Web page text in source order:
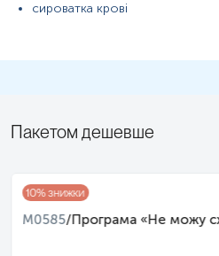
Для жінок:
Підозра на полікістоз яєчників;
Підозра на патологію
на репродуктивну систему.
сироватка крові
Пакетом дешевше
10% знижки
M0585/Програма «Не можу